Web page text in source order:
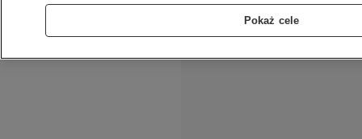
wyczerpania środków.
Pokaż cele